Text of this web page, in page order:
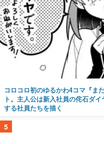
コロコロ初のゆるかわ4コマ『ま
ト。主人公は新入社員の侘石ダ
する社員たちを描く
5